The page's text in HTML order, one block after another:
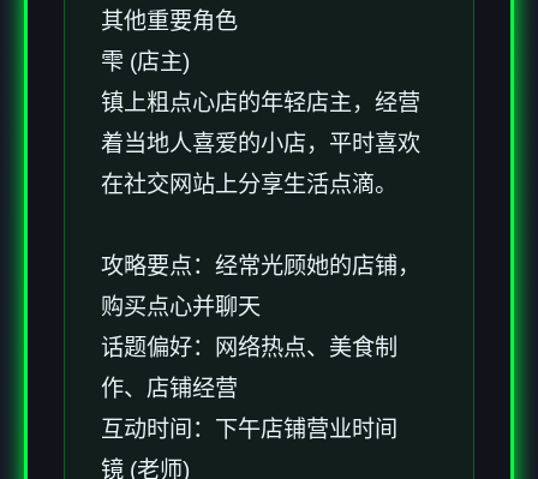
其他重要角色
雫 (店主)
镇上粗点心店的年轻店主，经营
着当地人喜爱的小店，平时喜欢
在社交网站上分享生活点滴。
攻略要点：经常光顾她的店铺，
购买点心并聊天
话题偏好：网络热点、美食制
作、店铺经营
互动时间：下午店铺营业时间
镜 (老师)